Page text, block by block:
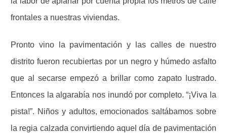
frontales a nuestras viviendas.
Pronto vino la pavimentación y las calles de nuestro
distrito fueron recubiertas por un negro y húmedo asfalto
que al secarse empezó a brillar como zapato lustrado.
Entonces la algarabía nos inundó por completo. “¡Viva la
pista!”. Niños y adultos, emocionados saltábamos sobre
la regia calzada convirtiendo aquel día de pavimentación